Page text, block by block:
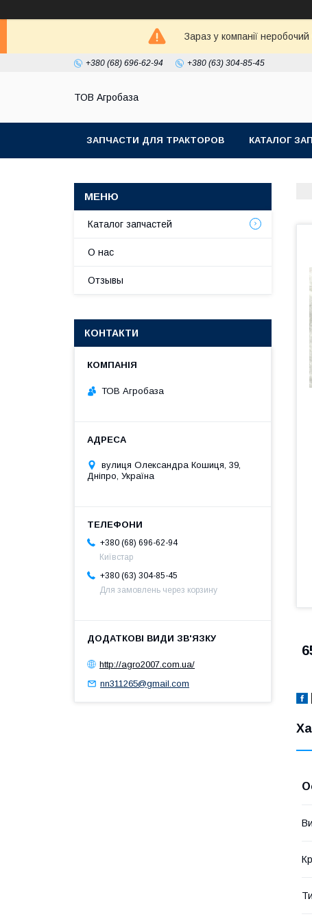
Зараз у компанії
+380 (68) 696-62-94 +380 (63) 304-85-45
ТОВ Агробаза
ЗАПЧАСТИ ДЛЯ ТРАКТОРОВ КАТАЛОГ
Каталог запчастей
О нас
Отзывы
КОНТАКТИ
ТОВ Агробаза
вулиця Олександра Кошиця, 39,
Дніпро, Україна
+380 (68) 696-62-94
Київстар
+380 (63) 304-85-45
Для замовлень через корзину
http://agro2007.com.ua/
nn311265@gmail.com